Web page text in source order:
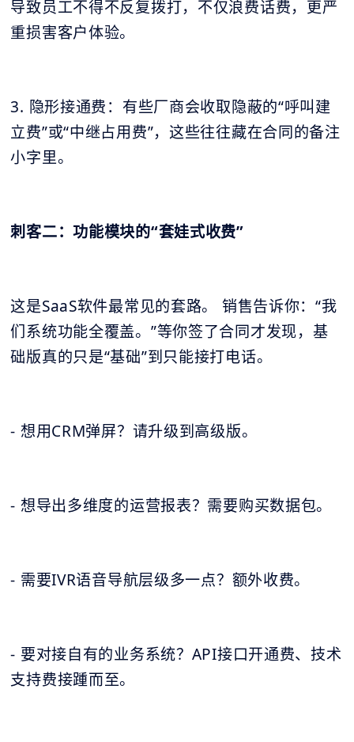
导致员工不得不反复拨打，不仅浪费话费，更严
重损害客户体验。
3. 隐形接通费：有些厂商会收取隐蔽的“呼叫建
立费”或“中继占用费”，这些往往藏在合同的备注
小字里。
刺客二：功能模块的“套娃式收费”
这是SaaS软件最常见的套路。 销售告诉你：“我
们系统功能全覆盖。”等你签了合同才发现，基
础版真的只是“基础”到只能接打电话。
- 想用CRM弹屏？请升级到高级版。
- 想导出多维度的运营报表？需要购买数据包。
- 需要IVR语音导航层级多一点？额外收费。
- 要对接自有的业务系统？API接口开通费、技术
支持费接踵而至。